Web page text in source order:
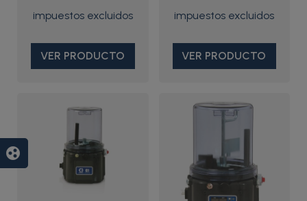
VER PRODUCTO VER PRODUCTO
group_work